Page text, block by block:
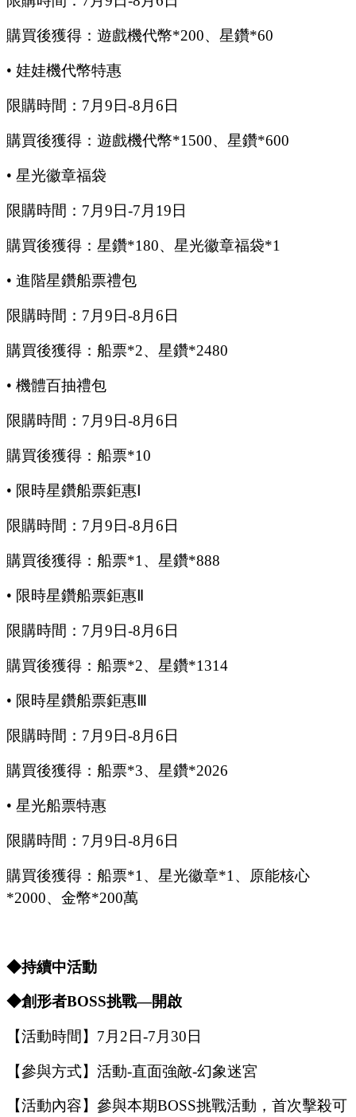
購買後獲得：遊戲機代幣*200、星鑽*60
• 娃娃機代幣特惠
限購時間： 7月 9 日-8月 6 日
購買後獲得：遊戲機代幣*1500、星鑽*600
• 星光徽章福袋
限購時間： 7月 9 日-7月 19 日
購買後獲得：星鑽*180、星光徽章福袋*1
• 進階星鑽船票禮包
限購時間： 7月 9 日-8月 6 日
購買後獲得：船票*2、星鑽*2480
• 機體百抽禮包
限購時間： 7月 9 日-8月 6 日
購買後獲得：船票*10
• 限時星鑽船票鉅惠
限購時間： 7月 9 日-8月 6 日
購買後獲得：船票*1、星鑽*888
• 限時星鑽船票鉅惠
限購時間： 7月 9 日-8月 6 日
購買後獲得：船票*2、星鑽*1314
• 限時星鑽船票鉅惠
限購時間： 7月 9 日-8月 6 日
購買後獲得：船票*3、星鑽*2026
• 星光船票特惠
限購時間： 7月 9 日-8月 6 日
購買後獲得：船票*1、星光徽章*1、原能核心
*2000、金幣*200萬
◆持續中活動
◆創形者BOSS挑戰—開啟
【活動時間】 7月 2 日-7月 30 日
【參與方式】 活動-直面強敵-幻象迷宮
【活動內容】參與本期BOSS挑戰活動，首次擊殺可